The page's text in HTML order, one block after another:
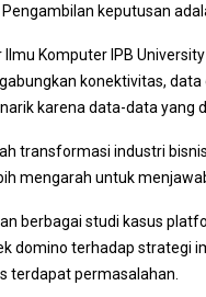
keputusan
Komputer IPB
konektivitas,
karena data-data yang
transformasi industri
mengarah untuk
berbagai studi kasus
domino terhadap strategi
terdapat permasalahan.